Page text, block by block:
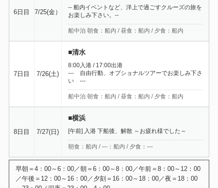
6日目 7/25(金）
-- 船内イベントなど、洋上で過ごすクルーズの旅を
お楽しみ下さい。--
船中泊 朝食：船内 / 昼食：船内 / 夕食：船内
7日目 7/26(土)
■清水
8:00入港 / 17:00出港
--- 自由行動、オプショナルツアーでお楽しみ下さ
い ---
船中泊 朝食：船内 / 昼食：船内 / 夕食：船内
8日目 7/27(日)
■横浜
[午前] 入港 下船後、解散 ～お疲れ様でした～
朝食：船内 / ―：船内 / 夕食：―